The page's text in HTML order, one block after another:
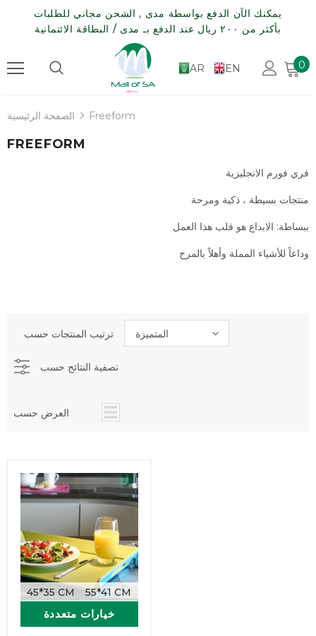
يمكنك الآن الدفع بواسطة مدى , الشحن مجاني للطلبات
بأكثر من ٢٠٠ ريال عند الدفع بـ مدى / البطاقة الائتمانية
AR EN 0
الصفحة الرئيسية Freeform
FREEFORM
فري فورم الانجليزية
منتجات بسيطة ، ذكية ومرحة
ببساطة: الابداع هو قلب هذا العمل
وداعاً للأشياء المملة وأهلاً بالمرح
ترتيب المنتجات حسب المتميزة
تصفية النتائج حسب
العرض حسب
خيارات متعددة
45*35 CM 55*41 CM